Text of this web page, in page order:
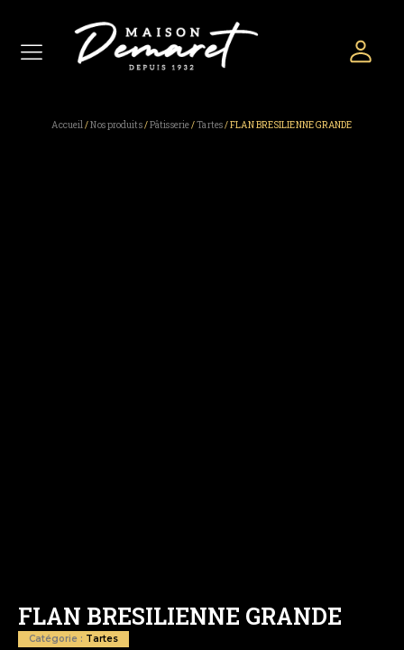
Accueil/Nos produits/Pâtisserie/Tartes/ FLAN BRESILIENNE GRANDE
FLAN BRESILIENNE GRANDE
Catégorie : Tartes